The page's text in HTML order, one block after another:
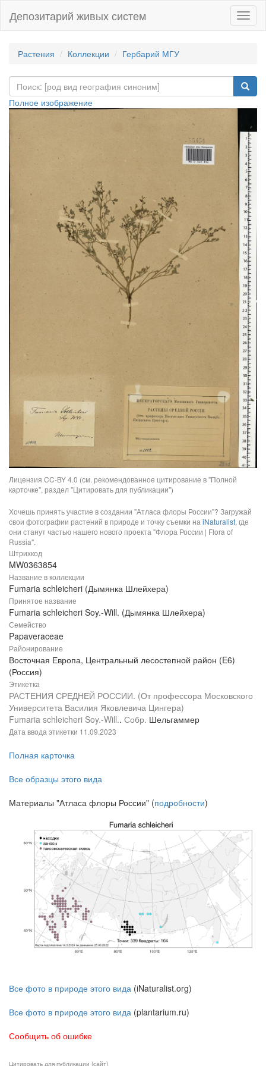
Депозитарий живых систем
Растения Коллекции Гербарий МГУ
Полное изображение
Лицензия CC-BY 4.0 (см. рекомендованное цитирование в "Полной
карточке", раздел "Цитировать для публикации")
Хочешь принять участие в создании "Атласа флоры России"? Загружай
свои фотографии растений в природе и точку съемки на iNaturalist, где
они станут частью нашего нового проекта "Флора России | Flora of
Russia".
Штрихкод
MW0363854
Название в коллекции
Fumaria schleicheri (Дымянка Шлейхера)
Принятое название
Fumaria schleicheri Soy.-Will. (Дымянка Шлейхера)
Семейство
Papaveraceae
Районирование
Восточная Европа, Центральный лесостепной район (E6)
(Россия)
Этикетка
РАСТЕНИЯ СРЕДНЕЙ РОССИИ. (От профессора Московского
Университета Василия Яковлевича Цингера)
Fumaria schleicheri Soy.-Will.. Собр. Шельгаммер
Дата ввода этикетки 11.09.2023
Полная карточка
Все образцы этого вида
Материалы "Атласа флоры России" (подробности)
Все фото в природе этого вида (iNaturalist.org)
Все фото в природе этого вида (plantarium.ru)
Сообщить об ошибке
Цитировать для публикации (сайт)